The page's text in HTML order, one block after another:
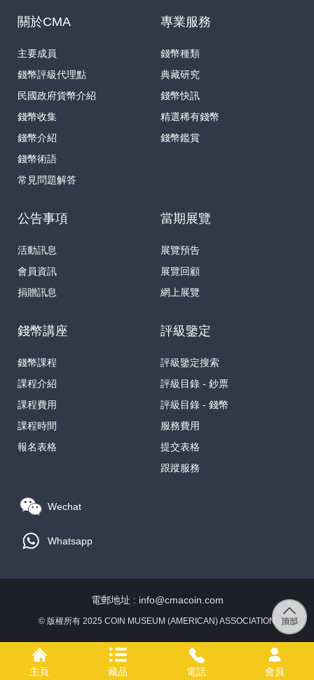
關於CMA
主要成員
錢幣評級代理點
民國政府貨幣介紹
錢幣收集
錢幣介紹
錢幣術語
常見問題解答
專業服務
錢幣種類
典藏研究
錢幣快訊
精選稀有錢幣
錢幣鑑賞
公告事項
活動訊息
會員資訊
捐贈訊息
當期展覽
展覽預告
展覽回顧
網上展覽
錢幣講座
錢幣課程
課程介紹
課程費用
課程時間
報名表格
評級鑒定
評級鑒定搜索
評級目錄 - 鈔票
評級目錄 - 錢幣
服務費用
提交表格
跟蹤服務
Wechat
Whatsapp
電郵地址 : info@cmacoin.com
© 版權所有 2025 COIN MUSEUM (AMERICAN) ASSOCIATION
主頁 藏品 電話 會員